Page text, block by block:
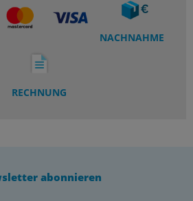
NACHNAHME
RECHNUNG
abonnieren